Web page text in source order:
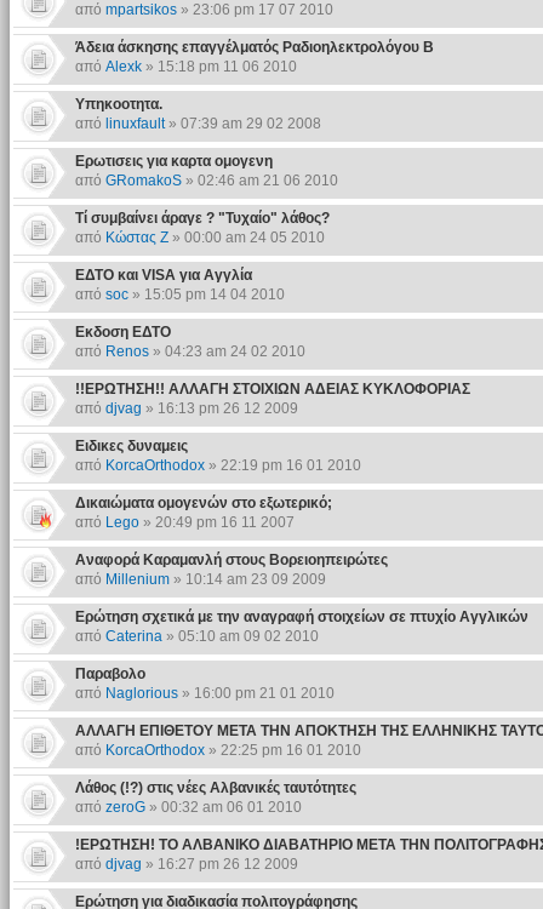
από mpartsikos» 23:06 pm 17 07 2010
Άδεια άσκησης επαγγέλματός Ραδιοηλεκτρολόγου Β
από Alexk» 15:18 pm 11 06 2010
Υπηκοοτητα.
από linuxfault» 07:39 am 29 02 2008
Ερωτισεις για καρτα ομογενη
από GRomakoS» 02:46 am 21 06 2010
Τί συμβαίνει άραγε ? "Τυχαίο" λάθος?
από Κώστας Ζ» 00:00 am 24 05 2010
ΕΔΤΟ και VISA για Αγγλία
από soc» 15:05 pm 14 04 2010
Εκδοση ΕΔΤΟ
από Renos» 04:23 am 24 02 2010
!!ΕΡΩΤΗΣΗ!! ΑΛΛΑΓΗ ΣΤΟΙΧΙΩΝ ΑΔΕΙΑΣ ΚΥΚΛΟΦΟΡΙΑΣ
από djvag » 16:13 pm 26 12 2009
Ειδικες δυναμεις
από KorcaOrthodox» 22:19 pm 16 01 2010
Δικαιώματα ομογενών στο εξωτερικό;
από Lego» 20:49 pm 16 11 2007
Αναφορά Καραμανλή στους Βορειοηπειρώτες
από Millenium» 10:14 am 23 09 2009
Ερώτηση σχετικά με την αναγραφή στοιχείων σε πτυχίο Αγγλικών
από Caterina» 05:10 am 09 02 2010
Παραβολο
από Naglorious» 16:00 pm 21 01 2010
ΑΛΛΑΓΗ ΕΠΙΘΕΤΟΥ ΜΕΤΑ ΤΗΝ ΑΠΟΚΤΗΣΗ ΤΗΣ ΕΛΛΗΝΙΚΗΣ
από KorcaOrthodox» 22:25 pm 16 01 2010
Λάθος (!?) στις νέες Αλβανικές ταυτότητες
από zeroG» 00:32 am 06 01 2010
!ΕΡΩΤΗΣΗ! ΤΟ ΑΛΒΑΝΙΚΟ ΔΙΑΒΑΤΗΡΙΟ ΜΕΤΑ ΤΗΝ
από djvag » 16:27 pm 26 12 2009
Ερώτηση για διαδικασία πολιτογράφησης